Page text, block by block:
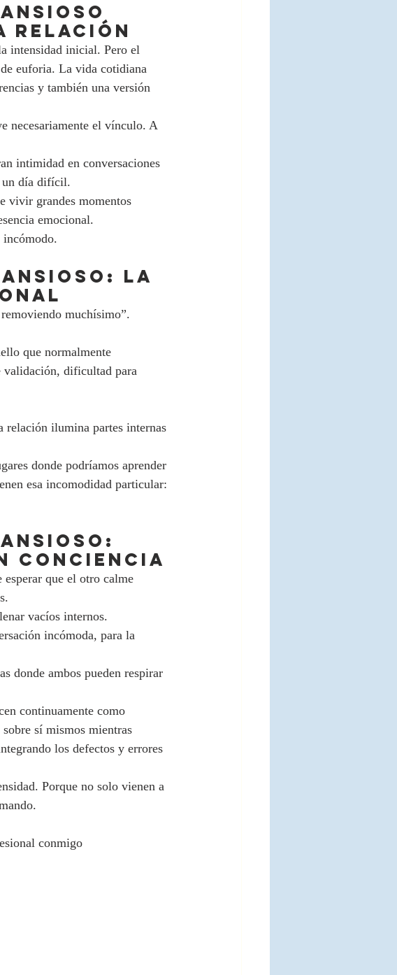
relación
intensidad inicial. Pero el
euforia. La vida cotidiana
y también una versión
necesariamente el vínculo. A
intimidad en conversaciones
un día difícil.
vivir grandes momentos
emocional.
incómodo.
ansioso: la
muchísimo”.
que normalmente
validación, dificultad para
relación ilumina partes internas
donde podríamos aprender
esa incomodidad particular:
conciencia
esperar que el otro calme
vacíos internos.
incómoda, para la
donde ambos pueden respirar
continuamente como
sí mismos mientras
los defectos y errores
Porque no solo vienen a
conmigo